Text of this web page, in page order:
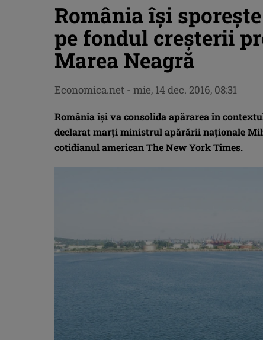
România îşi
pe fondul creşterii
Marea Neagră
România îşi va consolida apărarea în
declarat marţi ministrul apărării naţionale
cotidianul american The New York Times.
Economica.net - mie, 14 dec. 2016, 08:31